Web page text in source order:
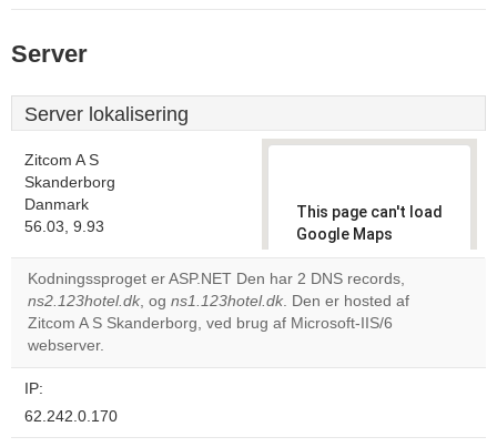
Server
Server lokalisering
Zitcom A S
Skanderborg
Danmark
56.03, 9.93
This page can't load
Google Maps
correctly.
Do you
own this
Kodningssproget er ASP.NET Den har 2 DNS records,
ns2.123hotel.dk, og ns1.123hotel.dk. Den er hosted af
Zitcom A S Skanderborg, ved brug af Microsoft-IIS/6
webserver.
IP:
62.242.0.170